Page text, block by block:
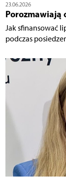
23.06.2026
Porozmawiają
Jak sfinansować
podczas